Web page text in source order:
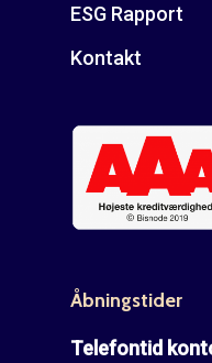
ESG Rapport
Kontakt
Åbningstider
Telefontid